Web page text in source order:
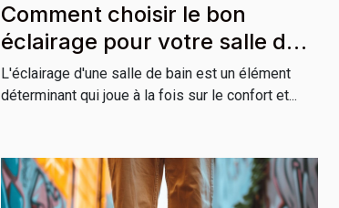
Comment choisir le bon
éclairage pour votre salle de
bain
L'éclairage d'une salle de bain est un élément
déterminant qui joue à la fois sur le confort et...